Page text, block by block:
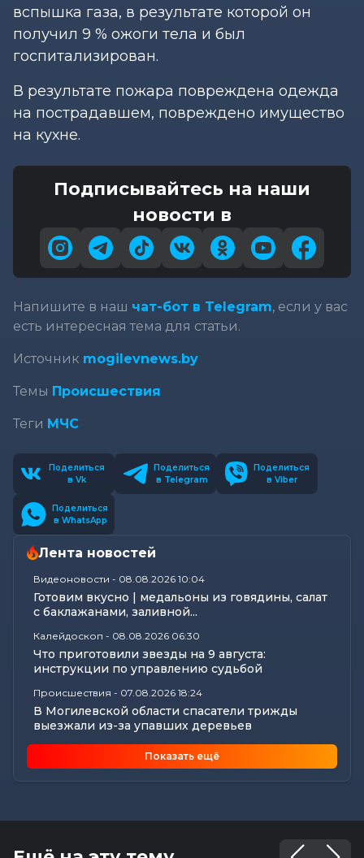
вспышка газа, в результате которой он
получил 9 % ожоги тела и был
госпитализирован.
В результате пожара повреждена одежда
на пострадавшем, повреждено имущество
на кухне.
Подписывайтесь на наши
новости в
Напишите в наш чат-бот в Telegram, если у вас
есть интересная тема для статьи.
Источник mogilevnews.by
Темы Происшествия
Теги МЧС
Поделиться
в Vk
Поделиться
в Telegram
Поделиться
в Viber
Поделиться
в WhatsApp
Лента новостей
Видеоновости - 08.08.2026 10:04
Готовим вкусно | медальоны из говядины, салат
с баклажанами, заливной...
Калейдоскоп - 08.08.2026 06:30
Что приготовили звезды на 9 августа:
инструкции по управлению судьбой
Происшествия - 07.08.2026 18:24
В Могилевской области спасатели трижды
выезжали из-за упавших деревьев
Почему мозг стирает сны через минуту после
подъема, чем они полезны в...
Чем обернулась незаконная минимизация
Показать ещё